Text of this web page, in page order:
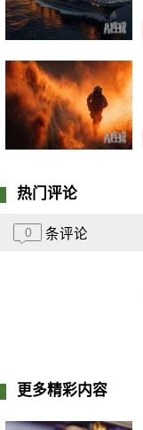
热门评论
0 条评论
更多精彩内容